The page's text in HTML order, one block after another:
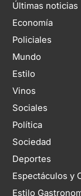
Últimas noticias
Economía
Policiales
Mundo
Estilo
Vinos
Sociales
Política
Sociedad
Deportes
Espectáculos y
Estilo